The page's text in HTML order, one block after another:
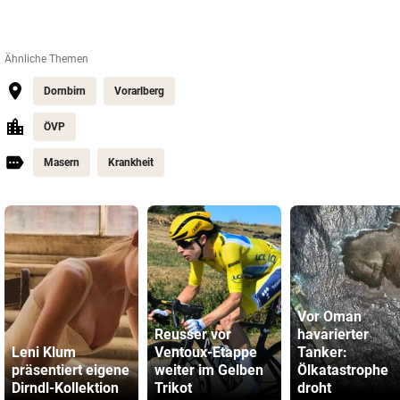
Ähnliche Themen
Dornbirn Vorarlberg
ÖVP
Masern Krankheit
Leni Klum
präsentiert eigene
Dirndl-Kollektion
Reusser vor
Ventoux-Etappe
weiter im Gelben
Trikot
Vor Oman
havarierter
Tanker:
Ölkatastrophe
droht